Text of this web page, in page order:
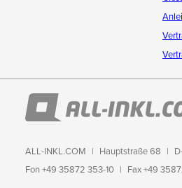
ALL-INKL.COM Hauptstraße 68
Fon +49 35872 353-10
Fax +49